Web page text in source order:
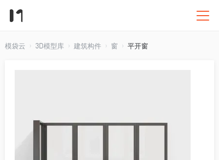
模袋云 3D模型库 建筑构件 窗 平开窗